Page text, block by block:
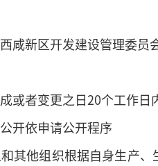
咸新区开发建设管理委
或者变更之日20个工作
开依申请公开程序
其他组织根据自身生产